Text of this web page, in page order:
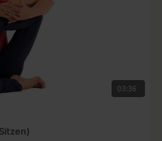
03:36